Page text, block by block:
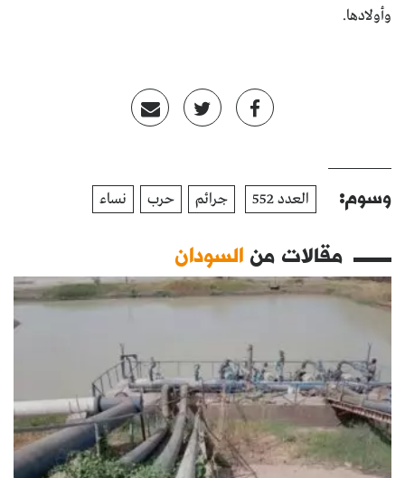
وأولادها.
وسوم: العدد 552 جرائم حرب نساء
مقالات منالسودان